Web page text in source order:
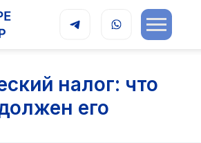
налог: что
его